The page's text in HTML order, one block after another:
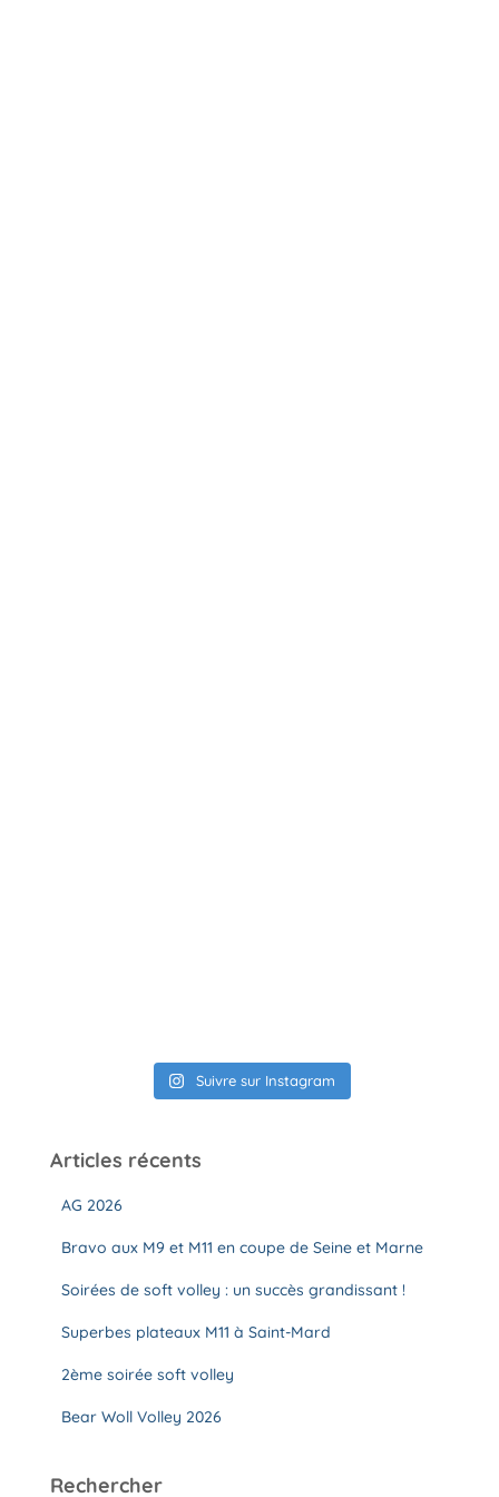
Suivre sur Instagram
Articles récents
AG 2026
Bravo aux M9 et M11 en coupe de Seine et Marne
Soirées de soft volley : un succès grandissant !
Superbes plateaux M11 à Saint-Mard
2ème soirée soft volley
Bear Woll Volley 2026
Rechercher